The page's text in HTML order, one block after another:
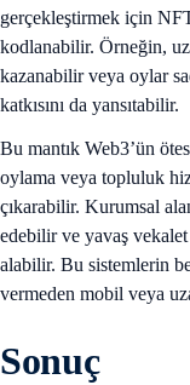
gerçekleştirmek için
kodlanabilir. Örneğin,
kazanabilir veya oylar
katkısını da yansıtabilir.
Bu mantık Web3’ün
oylama veya topluluk
çıkarabilir. Kurumsal
edebilir ve yavaş
alabilir. Bu sistemlerin
vermeden mobil veya
Sonuç